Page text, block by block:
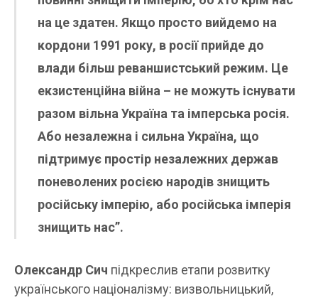
на це здатен. Якщо просто вийдемо на
кордони 1991 року, в росії прийде до
влади більш реваншистський режим. Це
екзистенційна війна – не можуть існувати
разом вільна Україна та імперська росія.
Або незалежна і сильна Україна, що
підтримує простір незалежних держав
поневолених росією народів знищить
російську імперію, або російська імперія
знищить нас”.
Олександр Сич підкреслив етапи розвитку
українського націоналізму: визвольницький,